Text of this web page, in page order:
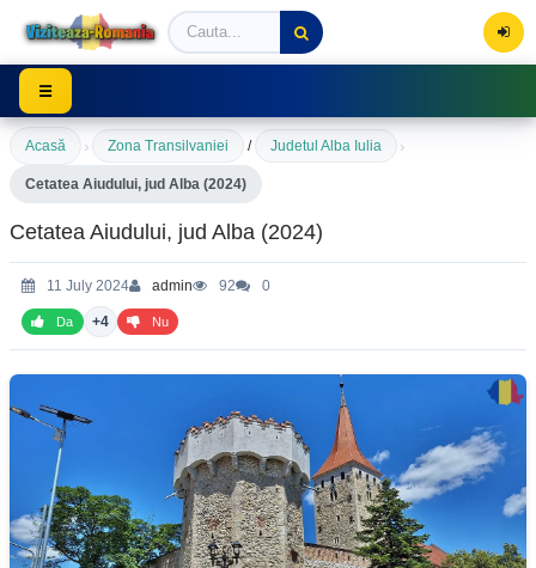
Viziteaza Romania | Obiective Turistice | Trasee
☰
Acasă › Zona Transilvaniei / Judetul Alba Iulia ›
Cetatea Aiudului, jud Alba (2024)
Cetatea Aiudului, jud Alba (2024)
11 July 2024 admin 92 0
Da +4 Nu